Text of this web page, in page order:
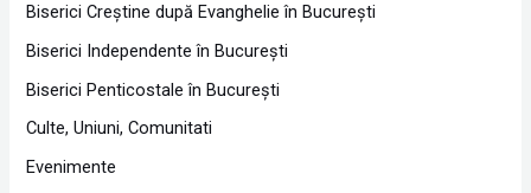
Biserici Creştine după Evanghelie în Bucureşti
Biserici Independente în Bucureşti
Biserici Penticostale în Bucureşti
Culte, Uniuni, Comunitati
Evenimente